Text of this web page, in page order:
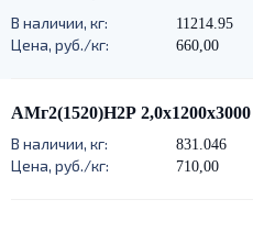
11214.95
660,00
АМг2(1520)Н2Р
831.046
710,00